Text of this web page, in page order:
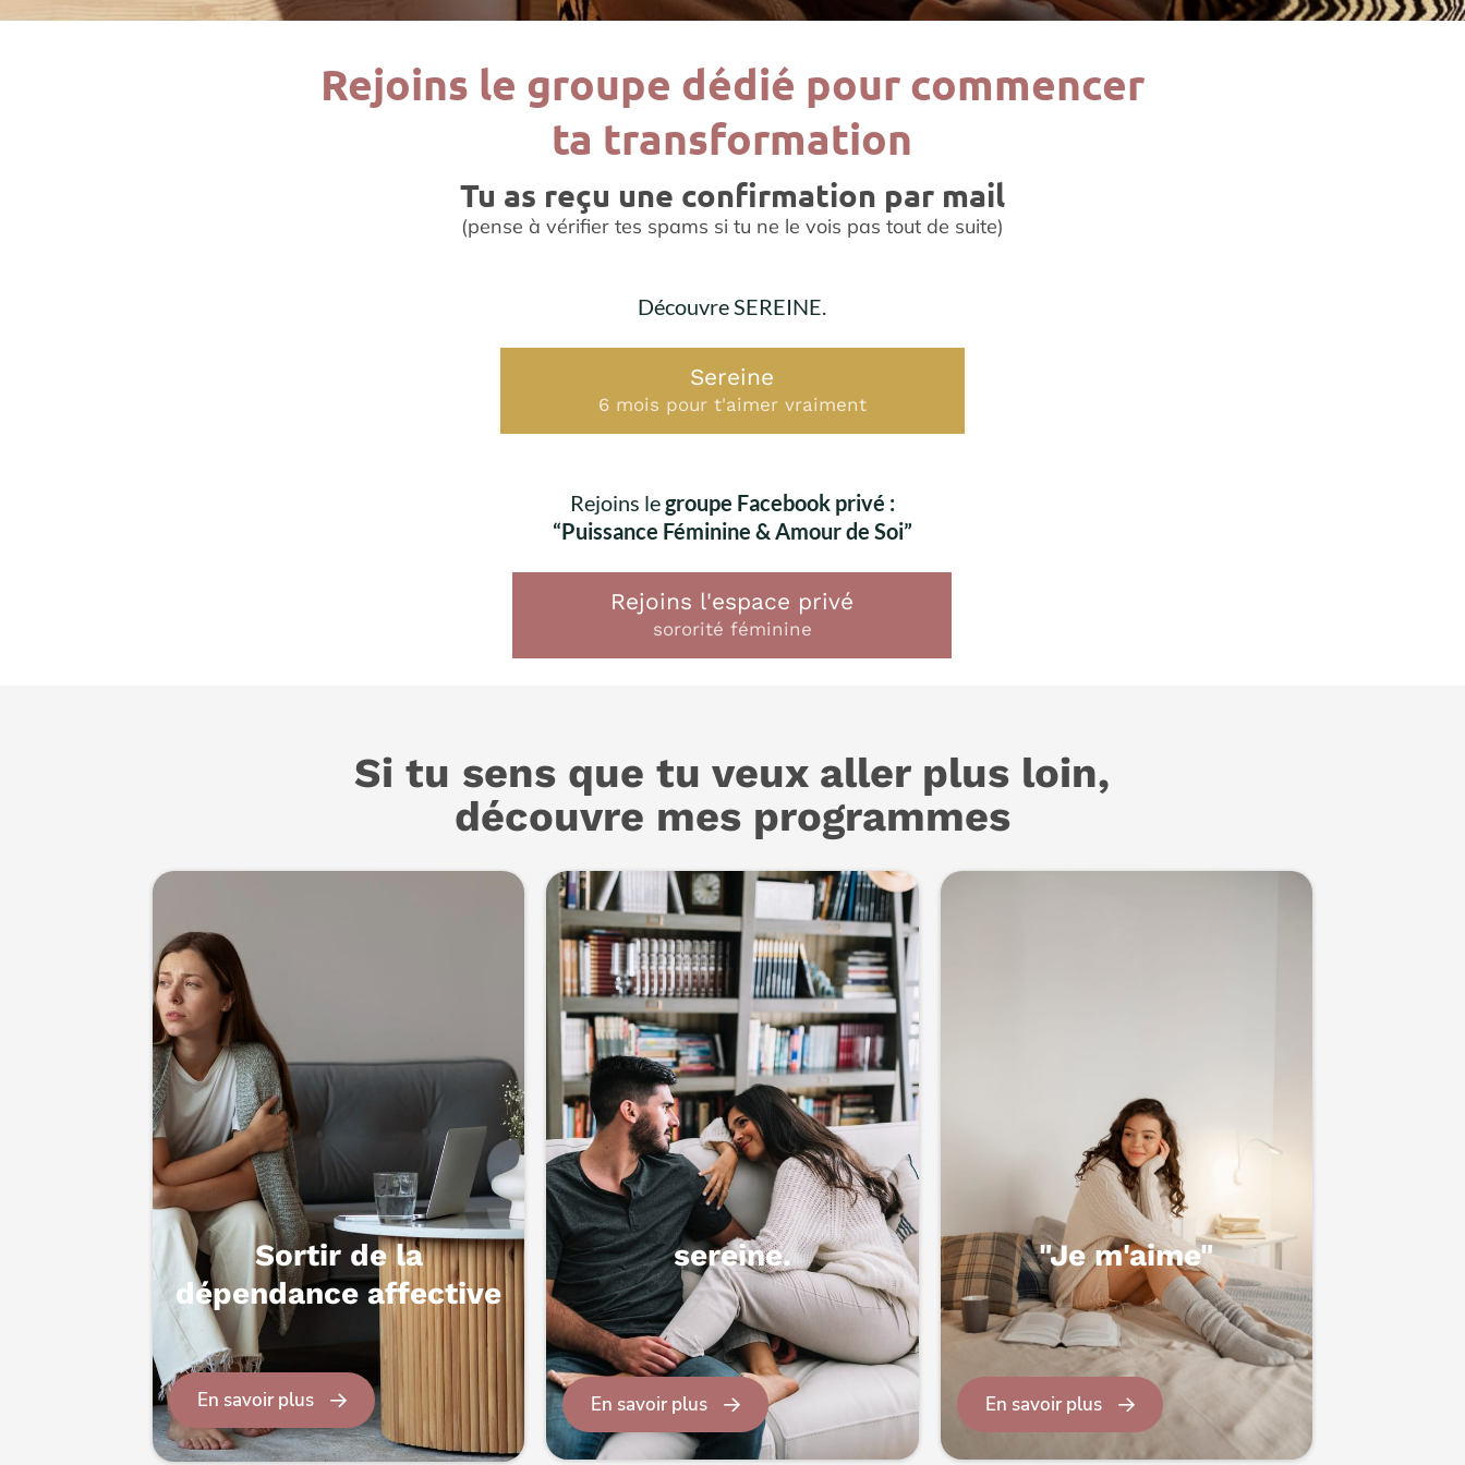
Rejoins le groupe dédié pour commencer
ta transformation
Tu as reçu une confirmation par mail
(pense à vérifier tes spams si tu ne le vois pas tout de suite)
Découvre SEREINE.
Sereine
6 mois pour t'aimer vraiment
Rejoins legroupe Facebook privé :
“Puissance Féminine & Amour de Soi”
Rejoins l'espace privé
sororité féminine
Si tu sens que tu veux aller plus loin,
découvre mes programmes
Sortir de la
dépendance affective
En savoir plus
sereine.
En savoir plus
"Je m'aime"
En savoir plus